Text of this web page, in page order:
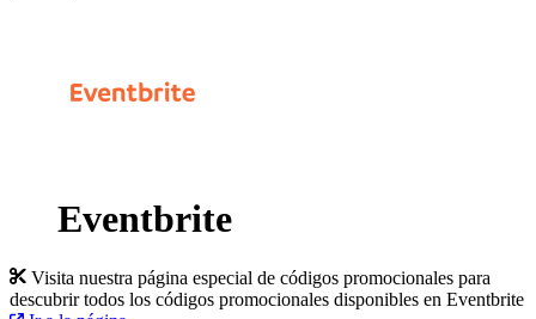
Eventbrite
Visita nuestra página especial de códigos promocionales para
descubrir todos los códigos promocionales disponibles en Eventbrite